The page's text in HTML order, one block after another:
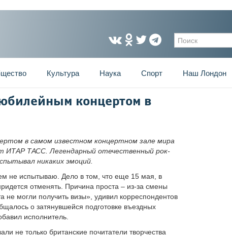
Форма
Культура Наука Спорт Наш Лондон
концертом в
в самом известном концертном зале мира
ИТАР ТАСС. Легендарный отечественный рок-
никаких эмоций.
не испытываю. Дело в том, что еще 15 мая, в
отменять. Причина проста – из-за смены
могли получить визы», удивил корреспондентов
о затянувшейся подготовке въездных
исполнитель.
не только британские почитатели творчества